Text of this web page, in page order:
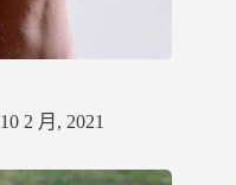
10 2 月, 2021